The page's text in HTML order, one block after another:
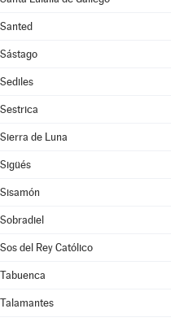
Santed
Sástago
Sediles
Sestrica
Sierra de Luna
Sigüés
Sisamón
Sobradiel
Sos del Rey Católico
Tabuenca
Talamantes